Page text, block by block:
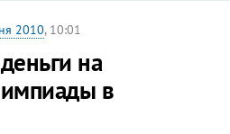
2010, 10:01
на
в